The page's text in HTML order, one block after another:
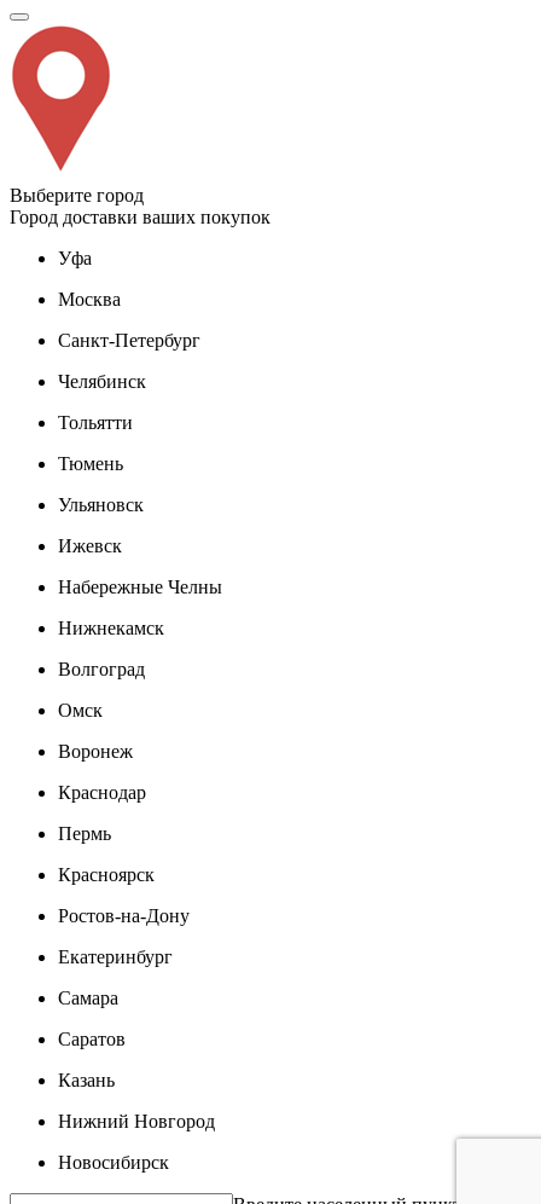
Выберите город
Город доставки ваших покупок
Уфа
Москва
Санкт-Петербург
Челябинск
Тольятти
Тюмень
Ульяновск
Ижевск
Набережные Челны
Нижнекамск
Волгоград
Омск
Воронеж
Краснодар
Пермь
Красноярск
Ростов-на-Дону
Екатеринбург
Самара
Саратов
Казань
Нижний Новгород
Новосибирск